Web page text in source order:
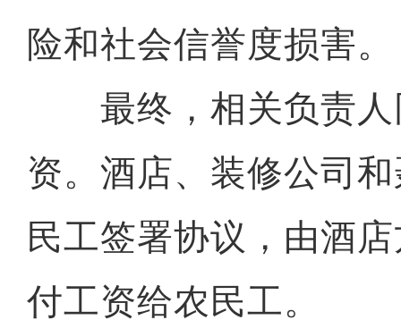
险和社会信誉度损害。
最终，相关负责人
资。酒店、装修公司
民工签署协议，由酒
付工资给农民工。